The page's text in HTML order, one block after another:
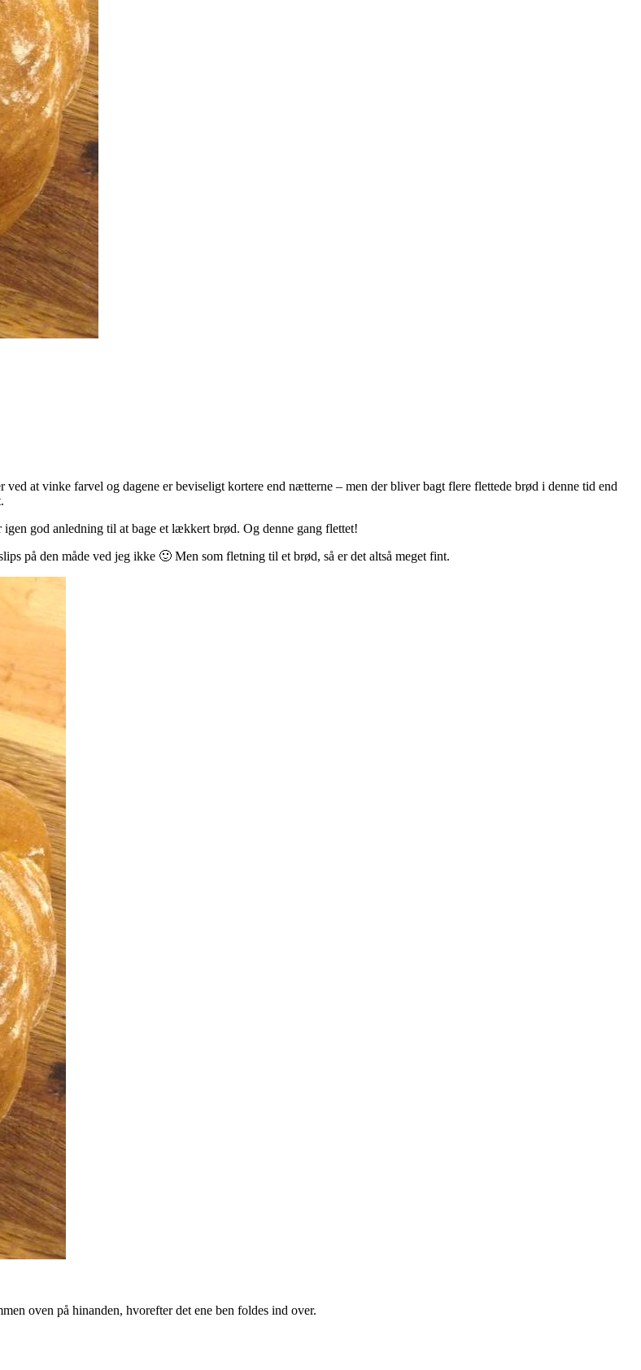
at vinke farvel og dagene er beviseligt kortere end nætterne – men der bliver bagt flere flettede brød i denne tid end
god anledning til at bage et lækkert brød. Og denne gang flettet!
på den måde ved jeg ikke 🙂 Men som fletning til et brød, så er det altså meget fint.
oven på hinanden, hvorefter det ene ben foldes ind over.